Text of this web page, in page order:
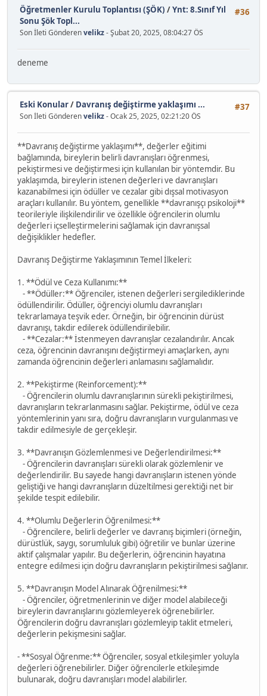
#36
Öğretmenler Kurulu Toplantısı (ŞÖK) /Ynt: 8.Sınıf Yıl
Sonu Şök Topl...
Son İleti Gönderenvelikz- Şubat 20, 2025, 08:04:27 ÖS
deneme
#37
Eski Konular/ Davranış değiştirme yaklaşımı ...
Son İleti Gönderenvelikz- Ocak 25, 2025, 02:21:20 ÖS
**Davranış değiştirme yaklaşımı**, değerler eğitimi
bağlamında, bireylerin belirli davranışları öğrenmesi,
pekiştirmesi ve değiştirmesi için kullanılan bir yöntemdir. Bu
yaklaşımda, bireylerin istenen değerleri ve davranışları
kazanabilmesi için ödüller ve cezalar gibi dışsal motivasyon
araçları kullanılır. Bu yöntem, genellikle **davranışçı psikoloji**
teorileriyle ilişkilendirilir ve özellikle öğrencilerin olumlu
değerleri içselleştirmelerini sağlamak için davranışsal
değişiklikler hedefler.
Davranış Değiştirme Yaklaşımının Temel İlkeleri:
1. **Ödül ve Ceza Kullanımı:**
- **Ödüller:** Öğrenciler, istenen değerleri sergilediklerinde
ödüllendirilir. Ödüller, öğrenciyi olumlu davranışları
tekrarlamaya teşvik eder. Örneğin, bir öğrencinin dürüst
davranışı, takdir edilerek ödüllendirilebilir.
- **Cezalar:** İstenmeyen davranışlar cezalandırılır. Ancak
ceza, öğrencinin davranışını değiştirmeyi amaçlarken, aynı
zamanda öğrencinin değerleri anlamasını sağlamalıdır.
2. **Pekiştirme (Reinforcement):**
- Öğrencilerin olumlu davranışlarının sürekli pekiştirilmesi,
davranışların tekrarlanmasını sağlar. Pekiştirme, ödül ve ceza
yöntemlerinin yanı sıra, doğru davranışların vurgulanması ve
takdir edilmesiyle de gerçekleşir.
3. **Davranışın Gözlemlenmesi ve Değerlendirilmesi:**
- Öğrencilerin davranışları sürekli olarak gözlemlenir ve
değerlendirilir. Bu sayede hangi davranışların istenen yönde
geliştiği ve hangi davranışların düzeltilmesi gerektiği net bir
şekilde tespit edilebilir.
4. **Olumlu Değerlerin Öğrenilmesi:**
- Öğrencilere, belirli değerler ve davranış biçimleri (örneğin,
dürüstlük, saygı, sorumluluk gibi) öğretilir ve bunlar üzerine
aktif çalışmalar yapılır. Bu değerlerin, öğrencinin hayatına
entegre edilmesi için doğru davranışların pekiştirilmesi sağlanır.
5. **Davranışın Model Alınarak Öğrenilmesi:**
- Öğrenciler, öğretmenlerinin ve diğer model alabileceği
bireylerin davranışlarını gözlemleyerek öğrenebilirler.
Öğrencilerin doğru davranışları gözlemleyip taklit etmeleri,
değerlerin pekişmesini sağlar.
- **Sosyal Öğrenme:** Öğrenciler, sosyal etkileşimler yoluyla
değerleri öğrenebilirler. Diğer öğrencilerle etkileşimde
bulunarak, doğru davranışları model alabilirler.